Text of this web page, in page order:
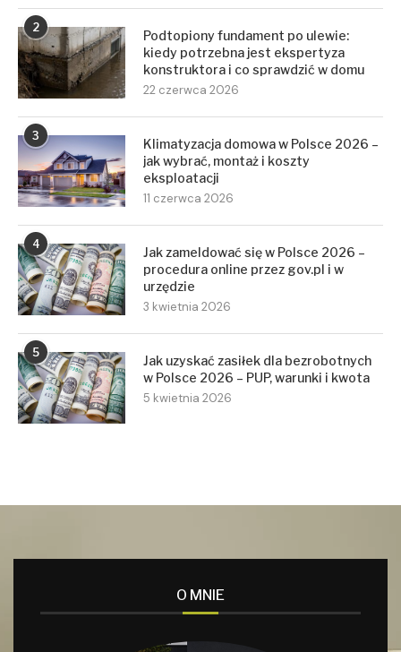
2
Podtopiony fundament po ulewie:
kiedy potrzebna jest ekspertyza
konstruktora i co sprawdzić w domu
22 czerwca 2026
3
Klimatyzacja domowa w Polsce 2026 –
jak wybrać, montaż i koszty
eksploatacji
11 czerwca 2026
4
Jak zameldować się w Polsce 2026 –
procedura online przez gov.pl i w
urzędzie
3 kwietnia 2026
5
Jak uzyskać zasiłek dla bezrobotnych
w Polsce 2026 – PUP, warunki i kwota
5 kwietnia 2026
O MNIE